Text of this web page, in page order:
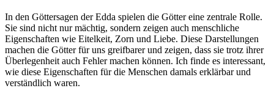
In den Göttersagen der Edda spielen die Götter eine zentrale Rolle.
Sie sind nicht nur mächtig, sondern zeigen auch menschliche
Eigenschaften wie Eitelkeit, Zorn und Liebe. Diese Darstellungen
machen die Götter für uns greifbarer und zeigen, dass sie trotz ihrer
Überlegenheit auch Fehler machen können. Ich finde es interessant,
wie diese Eigenschaften für die Menschen damals erklärbar und
verständlich waren.